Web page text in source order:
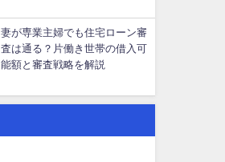
妻が専業主婦でも住宅ローン審
査は通る？片働き世帯の借入可
能額と審査戦略を解説